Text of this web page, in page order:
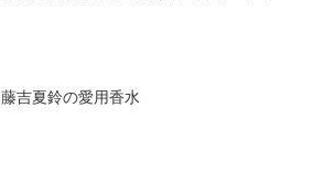
藤吉夏鈴の愛用香水